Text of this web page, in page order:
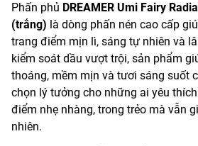
Phấn phủ DREAMER Umi Fairy
(trắng) là dòng phấn nén cao cấp
trang điểm mịn lì, sáng tự nhiên và
kiểm soát dầu vượt trội, sản phẩm
thoáng, mềm mịn và tươi sáng suốt
chọn lý tưởng cho những ai yêu
điểm nhẹ nhàng, trong trẻo mà vẫn
nhiên.